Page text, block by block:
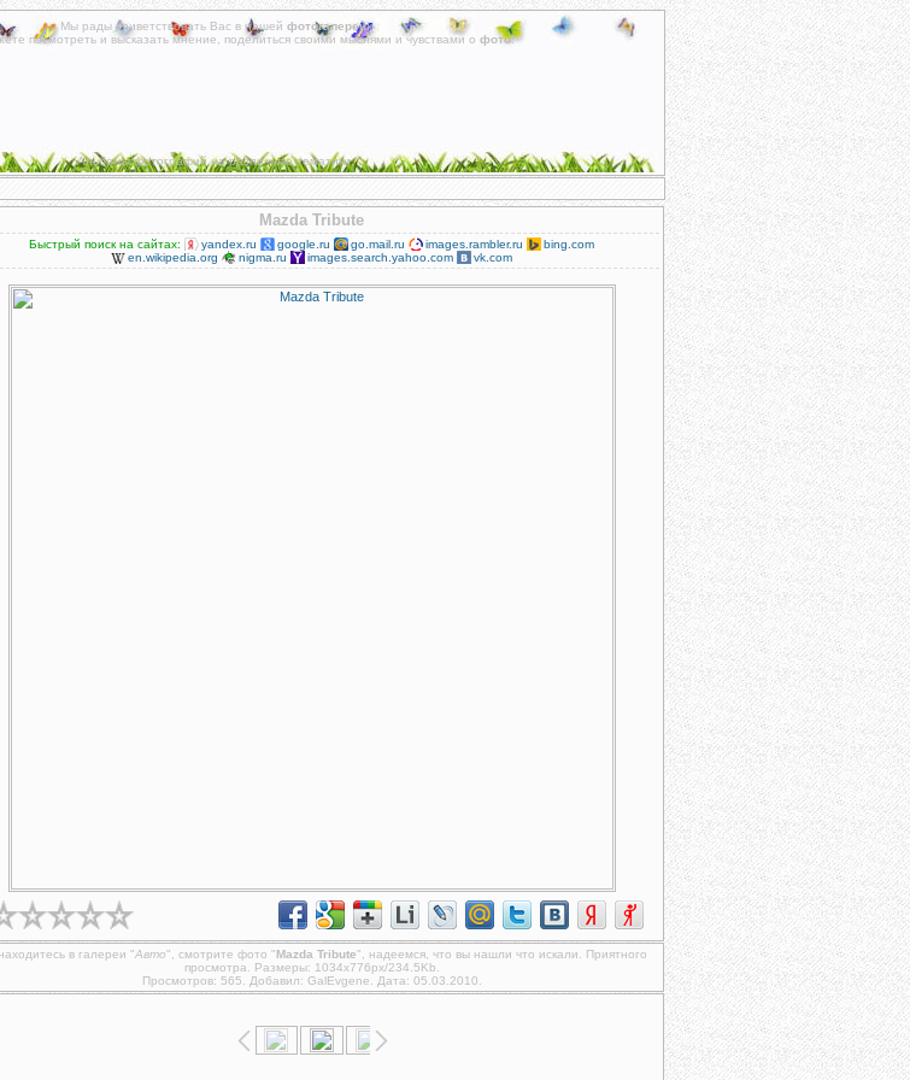
Мы рады приветствовать Вас в нашей фотогалереи!
посмотреть и высказать мнение, поделиться своими мыслями и чувствами о фото.
Альбомы фотографий на различные тематики.
Mazda Tribute
Быстрый поиск на сайтах: yandex.ru google.ru go.mail.ru images.rambler.ru
bing.com
en.wikipedia.org
nigma.ru images.search.yahoo.com vk.com
в галереи "Авто", смотрите фото "Mazda Tribute", надеемся, что вы нашли что искали. Приятного
просмотра. Размеры: 1034x776px/234.5Kb.
Просмотров: 565. Добавил: GalEvgene . Дата: 05.03.2010.